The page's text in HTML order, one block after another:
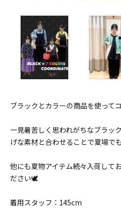
ブラックとカラーの商品を使って
一見暑苦しく思われがちなブラッ
げな素材と合わせることで夏場で
他にも夏物アイテム続々入荷して
ださい🕊
着用スタッフ：145cm